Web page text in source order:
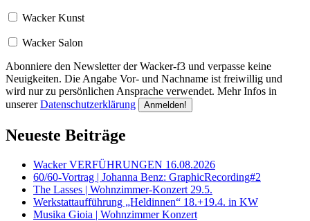
Wacker Kunst
Wacker Salon
Abonniere den Newsletter der Wacker-f3 und verpasse keine
Neuigkeiten. Die Angabe Vor- und Nachname ist freiwillig und
wird nur zu persönlichen Ansprache verwendet. Mehr Infos in
unsererDatenschutzerklärung
Neueste Beiträge
Wacker VERFÜHRUNGEN 16.08.2026
60/60-Vortrag | Johanna Benz: GraphicRecording#2
The Lasses | Wohnzimmer-Konzert 29.5.
Werkstattaufführung „Heldinnen“ 18.+19.4. in KW
Musika Gioia | Wohnzimmer Konzert